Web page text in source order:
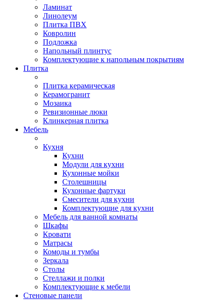
Ламинат
Линолеум
Плитка ПВХ
Ковролин
Подложка
Напольный плинтус
Комплектующие к напольным покрытиям
Плитка
Плитка керамическая
Керамогранит
Мозаика
Ревизионные люки
Клинкерная плитка
Мебель
Кухня
Кухни
Модули для кухни
Кухонные мойки
Столешницы
Кухонные фартуки
Смесители для кухни
Комплектующие для кухни
Мебель для ванной комнаты
Шкафы
Кровати
Матрасы
Комоды и тумбы
Зеркала
Столы
Стеллажи и полки
Комплектующие к мебели
Стеновые панели